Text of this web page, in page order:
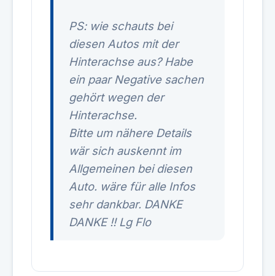
PS: wie schauts bei
diesen Autos mit der
Hinterachse aus? Habe
ein paar Negative sachen
gehört wegen der
Hinterachse.
Bitte um nähere Details
wär sich auskennt im
Allgemeinen bei diesen
Auto. wäre für alle Infos
sehr dankbar. DANKE
DANKE !! Lg Flo